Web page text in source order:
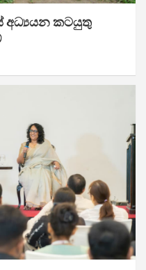
අධ්‍යයන කටයුතු